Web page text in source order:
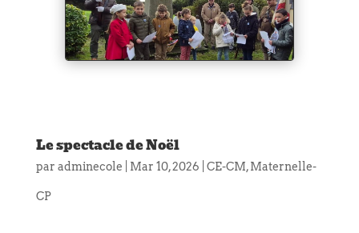
Le spectacle de Noël
par adminecole Mar 10, 2026 CE-CM,Maternelle-
CP